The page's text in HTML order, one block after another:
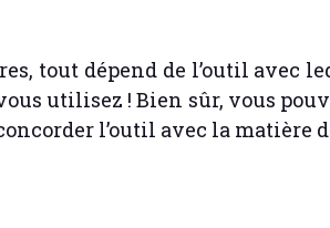
tout dépend de l’outil avec
utilisez ! Bien sûr, vous
l’outil avec la matière